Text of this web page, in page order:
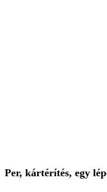
Per, kártérítés, egy